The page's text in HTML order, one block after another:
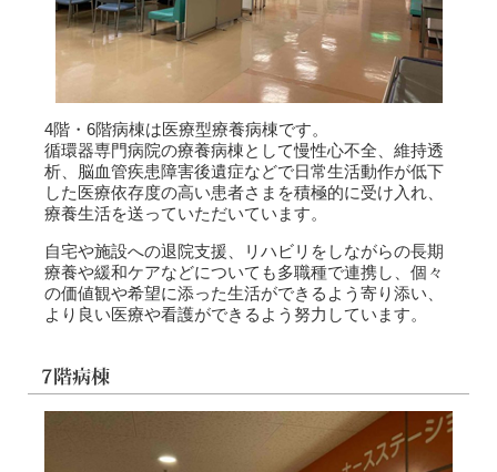
4階・6階病棟は医療型療養病棟です。
循環器専門病院の療養病棟として慢性心不全、維持透
析、脳血管疾患障害後遺症などで日常生活動作が低下
した医療依存度の高い患者さまを積極的に受け入れ、
療養生活を送っていただいています。
自宅や施設への退院支援、リハビリをしながらの長期
療養や緩和ケアなどについても多職種で連携し、個々
の価値観や希望に添った生活ができるよう寄り添い、
より良い医療や看護ができるよう努力しています。